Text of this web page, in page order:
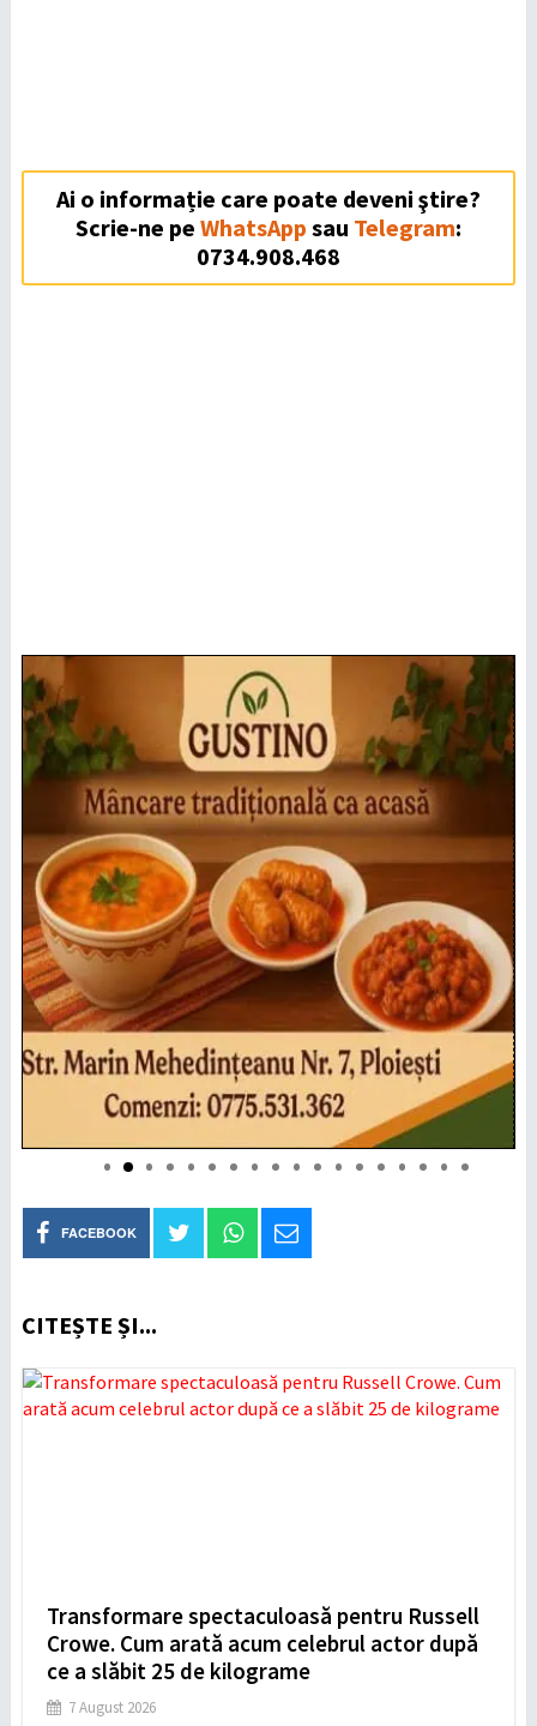
Ai o informație care poate deveni ştire?
Scrie-ne pe WhatsApp sau Telegram:
0734.908.468
FACEBOOK
CITEȘTE ȘI...
Transformare spectaculoasă pentru Russell
Crowe. Cum arată acum celebrul actor după
ce a slăbit 25 de kilograme
7 August 2026